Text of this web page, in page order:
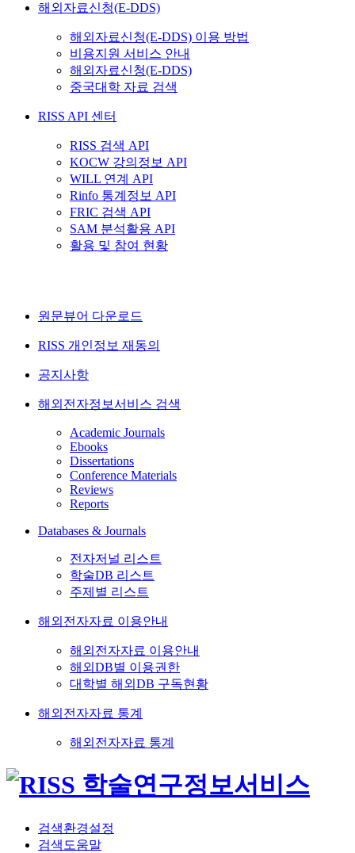
해외자료신청(E-DDS)
해외자료신청(E-DDS) 이용 방법
비용지원 서비스 안내
해외자료신청(E-DDS)
중국대학 자료 검색
RISS API 센터
RISS 검색 API
KOCW 강의정보 API
WILL 연계 API
Rinfo 통계정보 API
FRIC 검색 API
SAM 분석활용 API
활용 및 참여 현황
원문뷰어 다운로드
RISS 개인정보 재동의
공지사항
해외전자정보서비스 검색
Academic Journals
Ebooks
Dissertations
Conference Materials
Reviews
Reports
Databases & Journals
전자저널 리스트
학술DB 리스트
주제별 리스트
해외전자자료 이용안내
해외전자자료 이용안내
해외DB별 이용권한
대학별 해외DB 구독현황
해외전자자료 통계
해외전자자료 통계
검색환경설정
검색도움말